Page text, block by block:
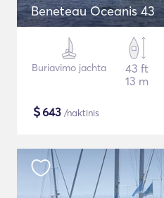
Beneteau Oceanis 43
Buriavimo jachta
43 ft
13 m
$643 /naktinis